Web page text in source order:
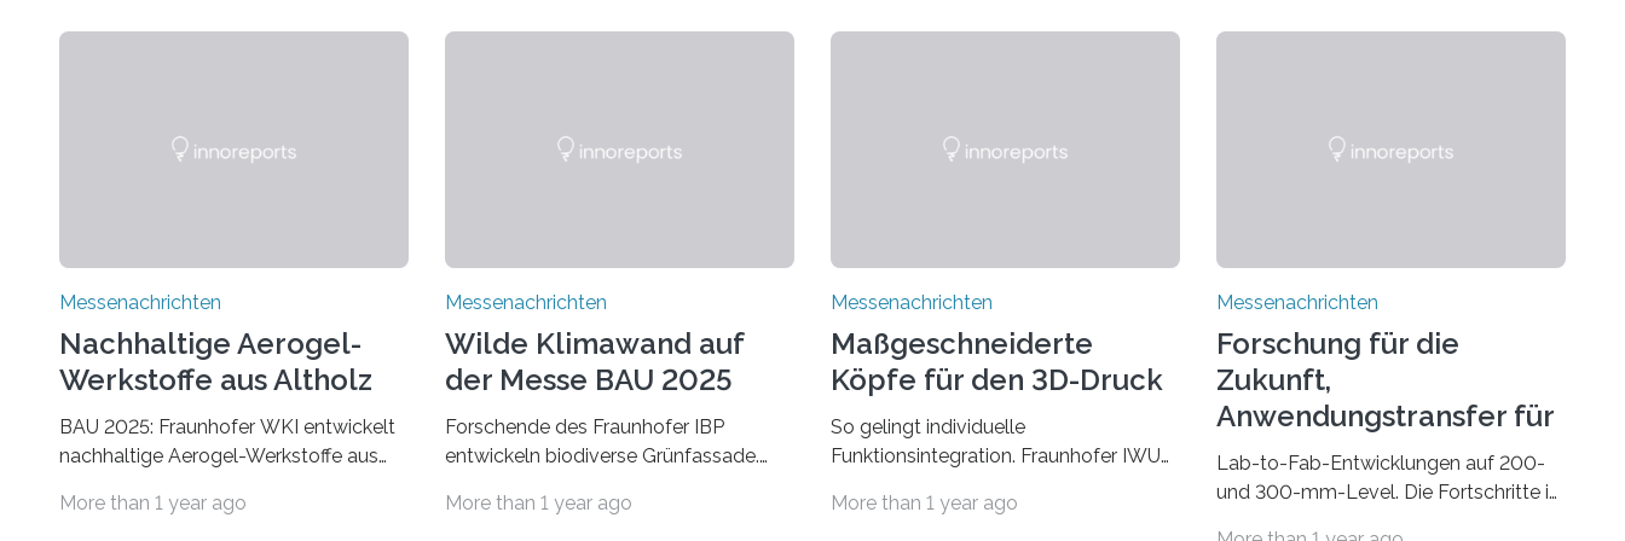
Messenachrichten
Nachhaltige Aerogel-
Werkstoffe aus Altholz
BAU 2025: Fraunhofer WKI entwickelt
nachhaltige Aerogel-Werkstoffe aus
WKI stellen auf der BAU 2025 in
More than 1 year ago
Messenachrichten
Wilde Klimawand auf
der Messe BAU 2025
Forschende des Fraunhofer IBP
entwickeln biodiverse Grünfassade.
Umwelt. Vor allem in Städten leidet die
More than 1 year ago
Messenachrichten
Maßgeschneiderte
Köpfe für den 3D-Druck
So gelingt individuelle
Funktionsintegration. Fraunhofer IWU
2024, Halle 11.0/Stand E38. Wire bzw.
More than 1 year ago
Messenachrichten
Forschung für die
Zukunft,
Anwendungstransfer für
die Gegenwart
Lab-to-Fab-Entwicklungen auf 200-
und 300-mm-Level. Die Fortschritte in